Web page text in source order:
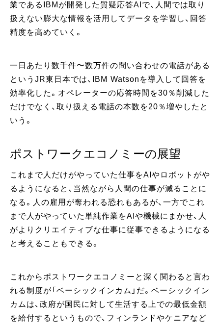
業であるIBMが開発した質疑応答AIで、人間では取り
扱えない膨大な情報を活用してデータを学習し、回答
精度を高めていく。
一日あたり数千件〜数万件の問い合わせの電話がある
というJR東日本では、IBM Watsonを導入して回答を
効率化した。オペレーターの応答時間を30％削減した
だけでなく、取り扱える電話の本数を20％増やしたと
いう。
ポストワークエコノミーの展望
これまで人だけがやっていた仕事をAIやロボットがや
るようになると、当然ながら人間の仕事が減ることに
なる。人の雇用が奪われる恐れもあるが、一方でこれ
まで人がやっていた単純作業をAIや機械にまかせ、人
がよりクリエイティブな仕事に従事できるようになる
と考えることもできる。
これからポストワークエコノミーと深く関わると言わ
れる制度が「ベーシックインカム」だ。ベーシックイン
カムは、政府が国民に対して生活する上での最低金額
を給付するというもので、フィンランドやケニアなど